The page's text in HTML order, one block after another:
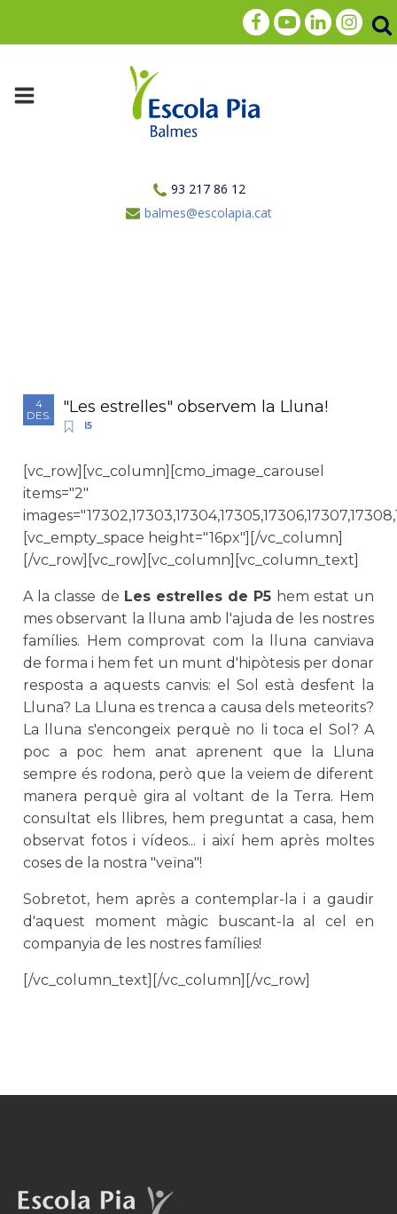
93 217 86 12
balmes@escolapia.cat
4
DES.
"Les estrelles" observem la Lluna!
I5
[vc_row][vc_column][cmo_image_carousel
items="2"
[vc_empty_space height="16px"][/vc_column]
[/vc_row][vc_row][vc_column][vc_column_text]
A la classe de Les estrelles de P5 hem estat un
mes observant la lluna amb l'ajuda de les nostres
famílies. Hem comprovat com la lluna canviava
de forma i hem fet un munt d'hipòtesis per donar
resposta a aquests canvis: el Sol està desfent la
Lluna? La Lluna es trenca a causa dels meteorits?
La lluna s'encongeix perquè no li toca el Sol? A
poc a poc hem anat aprenent que la Lluna
sempre és rodona, però que la veiem de diferent
manera perquè gira al voltant de la Terra. Hem
consultat els llibres, hem preguntat a casa, hem
observat fotos i vídeos... i així hem après moltes
coses de la nostra "veïna"!
Sobretot, hem après a contemplar-la i a gaudir
d'aquest moment màgic buscant-la al cel en
companyia de les nostres famílies!
[/vc_column_text][/vc_column][/vc_row]